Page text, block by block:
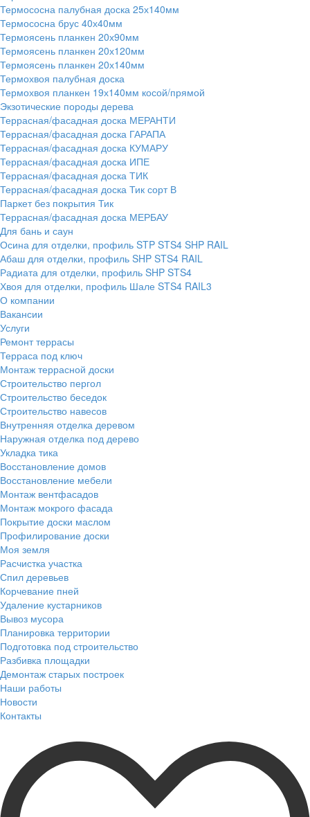
Термососна палубная доска 25х140мм
Термососна брус 40х40мм
Термоясень планкен 20х90мм
Термоясень планкен 20х120мм
Термоясень планкен 20х140мм
Термохвоя палубная доска
Термохвоя планкен 19х140мм косой/прямой
Экзотические породы дерева
Террасная/фасадная доска МЕРАНТИ
Террасная/фасадная доска ГАРАПА
Террасная/фасадная доска КУМАРУ
Террасная/фасадная доска ИПЕ
Террасная/фасадная доска ТИК
Террасная/фасадная доска Тик сорт В
Паркет без покрытия Тик
Террасная/фасадная доска МЕРБАУ
Для бань и саун
Осина для отделки, профиль STP STS4 SHP RAIL
Абаш для отделки, профиль SHP STS4 RAIL
Радиата для отделки, профиль SHP STS4
Хвоя для отделки, профиль Шале STS4 RAIL3
О компании
Вакансии
Услуги
Ремонт террасы
Терраса под ключ
Монтаж террасной доски
Строительство пергол
Строительство беседок
Строительство навесов
Внутренняя отделка деревом
Наружная отделка под дерево
Укладка тика
Восстановление домов
Восстановление мебели
Монтаж вентфасадов
Монтаж мокрого фасада
Покрытие доски маслом
Профилирование доски
Моя земля
Расчистка участка
Спил деревьев
Корчевание пней
Удаление кустарников
Вывоз мусора
Планировка территории
Подготовка под строительство
Разбивка площадки
Демонтаж старых построек
Наши работы
Новости
Контакты